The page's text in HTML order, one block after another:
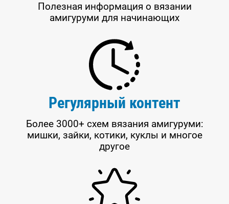
Полезная информация о вязании
амигуруми для начинающих
Регулярный контент
Более 3000+ схем вязания амигуруми:
мишки, зайки, котики, куклы и многое
другое